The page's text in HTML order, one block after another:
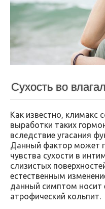
Сухость во
Как известно, климакс
выработки таких
вследствие угасания
Данный фактор может
чувства сухости в
слизистых
естественным
данный симптом носит
атрофический кольпит.